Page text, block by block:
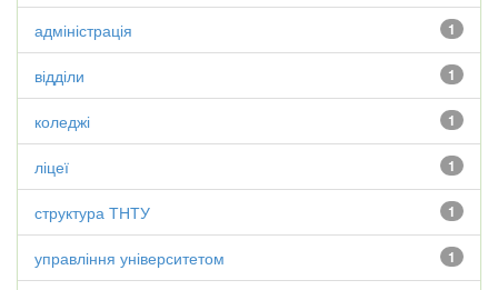
1
адміністрація
1
відділи
1
коледжі
1
ліцеї
1
структура ТНТУ
1
управління університетом